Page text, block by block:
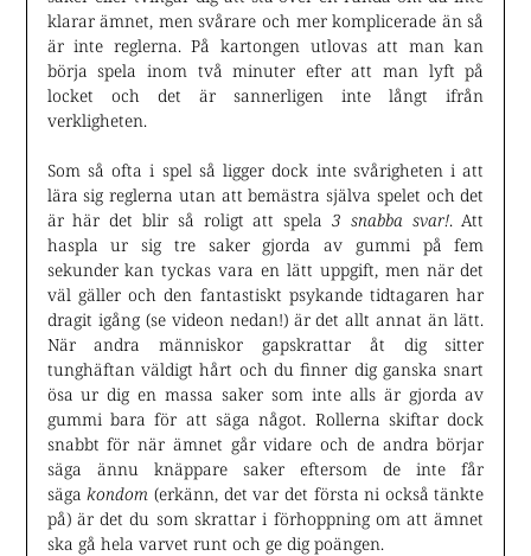
klarar ämnet, men svårare och mer komplicerade än så
är inte reglerna. På kartongen utlovas att man kan
börja spela inom två minuter efter att man lyft på
locket och det är sannerligen inte långt ifrån
verkligheten.
Som så ofta i spel så ligger dock inte svårigheten i att
lära sig reglerna utan att bemästra själva spelet och det
är här det blir så roligt att spela3 snabba svar!. Att
haspla ur sig tre saker gjorda av gummi på fem
sekunder kan tyckas vara en lätt uppgift, men när det
väl gäller och den fantastiskt psykande tidtagaren har
dragit igång (se videon nedan!) är det allt annat än lätt.
När andra människor gapskrattar åt dig sitter
tunghäftan väldigt hårt och du finner dig ganska snart
ösa ur dig en massa saker som inte alls är gjorda av
gummi bara för att säga något. Rollerna skiftar dock
snabbt för när ämnet går vidare och de andra börjar
säga ännu knäppare saker eftersom de inte får
säga kondom (erkänn, det var det första ni också tänkte
på) är det du som skrattar i förhoppning om att ämnet
ska gå hela varvet runt och ge dig poängen.